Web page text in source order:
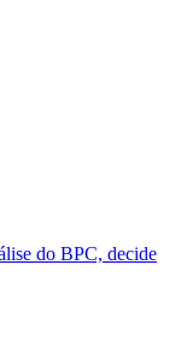
do BPC, decide